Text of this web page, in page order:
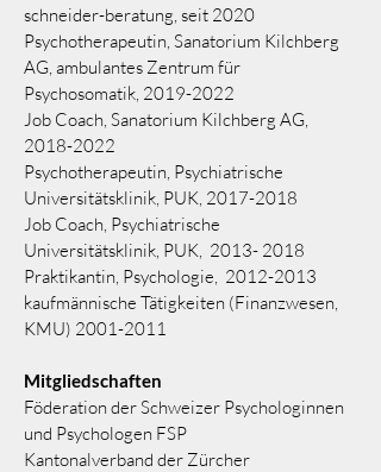
schneider-beratung, seit 2020
Psychotherapeutin, Sanatorium Kilchberg
AG, ambulantes Zentrum für
Psychosomatik, 2019-2022
Job Coach, Sanatorium Kilchberg AG,
2018-2022
Psychotherapeutin, Psychiatrische
Universitätsklinik, PUK, 2017-2018
Job Coach, Psychiatrische
Universitätsklinik, PUK, 2013- 2018
Praktikantin, Psychologie, 2012-2013
kaufmännische Tätigkeiten (Finanzwesen,
KMU) 2001-2011
Mitgliedschaften
Föderation der Schweizer Psychologinnen
und Psychologen FSP
Kantonalverband der Zürcher